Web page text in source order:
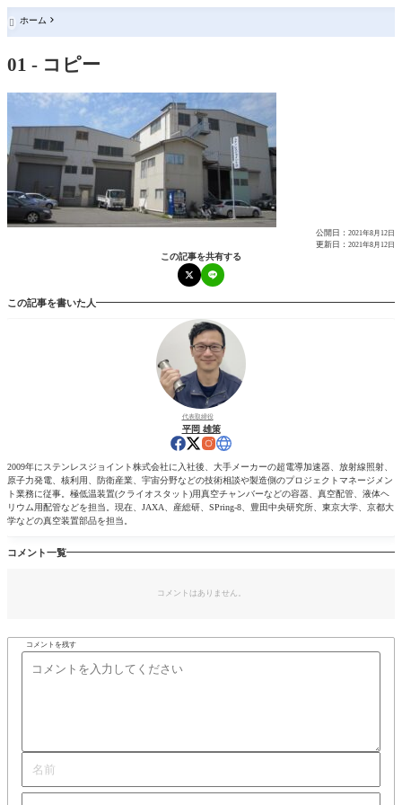
 ホーム
01 - コピー
公開日： 2021年8月12日
更新日： 2021年8月12日
この記事を共有する
この記事を書いた人
代表取締役
平岡 雄策
2009年にステンレスジョイント株式会社に入社後、大手メーカーの超電導加速器、放射線照射、
原子力発電、核利用、防衛産業、宇宙分野などの技術相談や製造側のプロジェクトマネージメン
ト業務に従事。極低温装置(クライオスタット)用真空チャンバーなどの容器、真空配管、液体ヘ
リウム用配管などを担当。現在、JAXA、産総研、SPring-8、豊田中央研究所、東京大学、京都大
学などの真空装置部品を担当。
コメント一覧
コメントはありません。
コメントを残す